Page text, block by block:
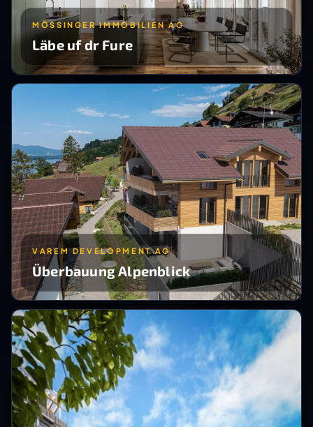
MÖSSINGER IMMOBILIEN AG
Läbe uf dr Fure
VAREM DEVELOPMENT AG
Überbauung Alpenblick